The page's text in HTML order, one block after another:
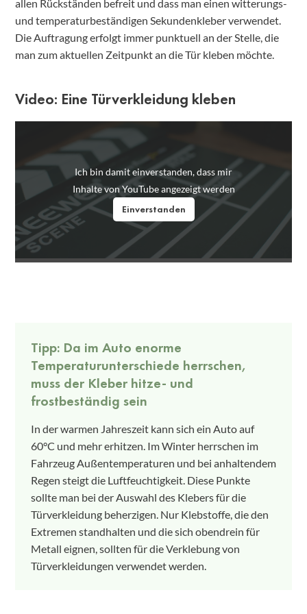
allen Rückständen befreit und dass man einen witterungs-
und temperaturbeständigen Sekundenkleber verwendet.
Die Auftragung erfolgt immer punktuell an der Stelle, die
man zum aktuellen Zeitpunkt an die Tür kleben möchte.
Video: Eine Türverkleidung kleben
Ich bin damit einverstanden, dass mir
Inhalte von YouTube angezeigt werden
Einverstanden
Tipp: Da im Auto enorme
Temperaturunterschiede herrschen,
muss der Kleber hitze- und
frostbeständig sein
In der warmen Jahreszeit kann sich ein Auto auf
60°C und mehr erhitzen. Im Winter herrschen im
Fahrzeug Außentemperaturen und bei anhaltendem
Regen steigt die Luftfeuchtigkeit. Diese Punkte
sollte man bei der Auswahl des Klebers für die
Türverkleidung beherzigen. Nur Klebstoffe, die den
Extremen standhalten und die sich obendrein für
Metall eignen, sollten für die Verklebung von
Türverkleidungen verwendet werden.